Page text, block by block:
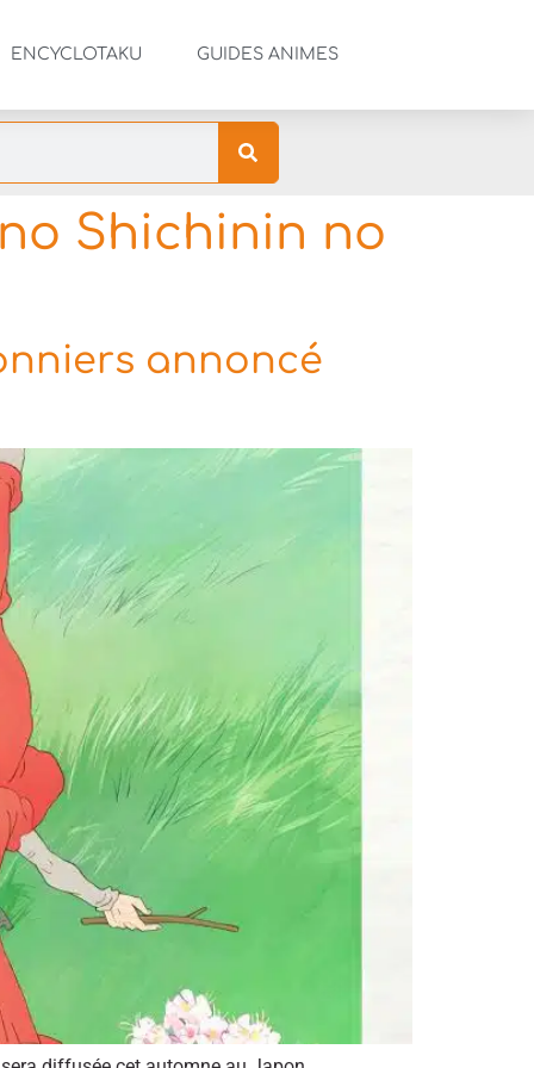
ENCYCLOTAKU GUIDES ANIMES
Shichinin no
annoncé